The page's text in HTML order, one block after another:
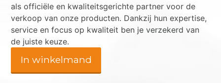
als officiële en kwaliteitsgerichte partner voor de
verkoop van onze producten. Dankzij hun expertise,
service en focus op kwaliteit ben je verzekerd van
de juiste keuze.
In winkelmand